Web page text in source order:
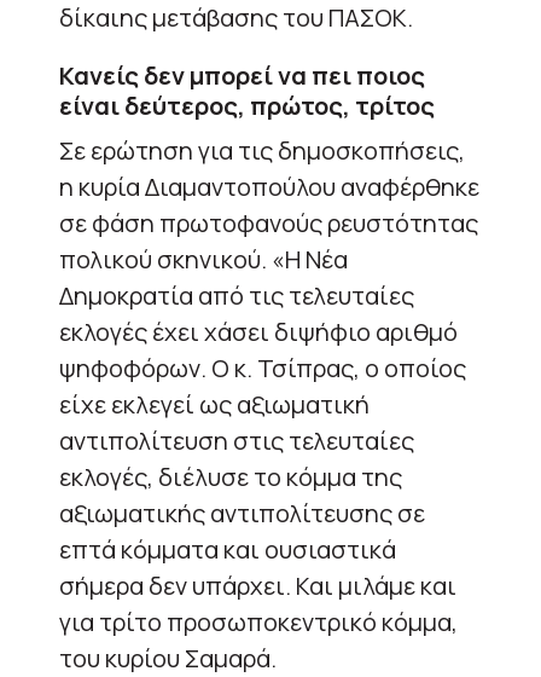
δίκαιης μετάβασης του ΠΑΣΟΚ.
Κανείς δεν μπορεί να πει ποιος
είναι δεύτερος, πρώτος, τρίτος
Σε ερώτηση για τις δημοσκοπήσεις,
η κυρία Διαμαντοπούλου αναφέρθηκε
σε φάση πρωτοφανούς ρευστότητας
πολικού σκηνικού. «Η Νέα
Δημοκρατία από τις τελευταίες
εκλογές έχει χάσει διψήφιο αριθμό
ψηφοφόρων. Ο κ. Τσίπρας, ο οποίος
είχε εκλεγεί ως αξιωματική
αντιπολίτευση στις τελευταίες
εκλογές, διέλυσε το κόμμα της
αξιωματικής αντιπολίτευσης σε
επτά κόμματα και ουσιαστικά
σήμερα δεν υπάρχει. Και μιλάμε και
για τρίτο προσωποκεντρικό κόμμα,
του κυρίου Σαμαρά.